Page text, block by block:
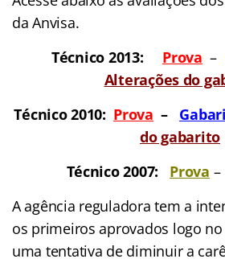
da Anvisa.
Técnico 2013:
Prova –
Alterações do
Técnico 2010: Prova –
do gabarito
Técnico 2007:
Prova –
A agência reguladora tem a
os primeiros aprovados logo
uma tentativa de diminuir a